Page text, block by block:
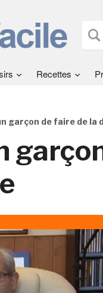
Recettes
garçon de faire de la